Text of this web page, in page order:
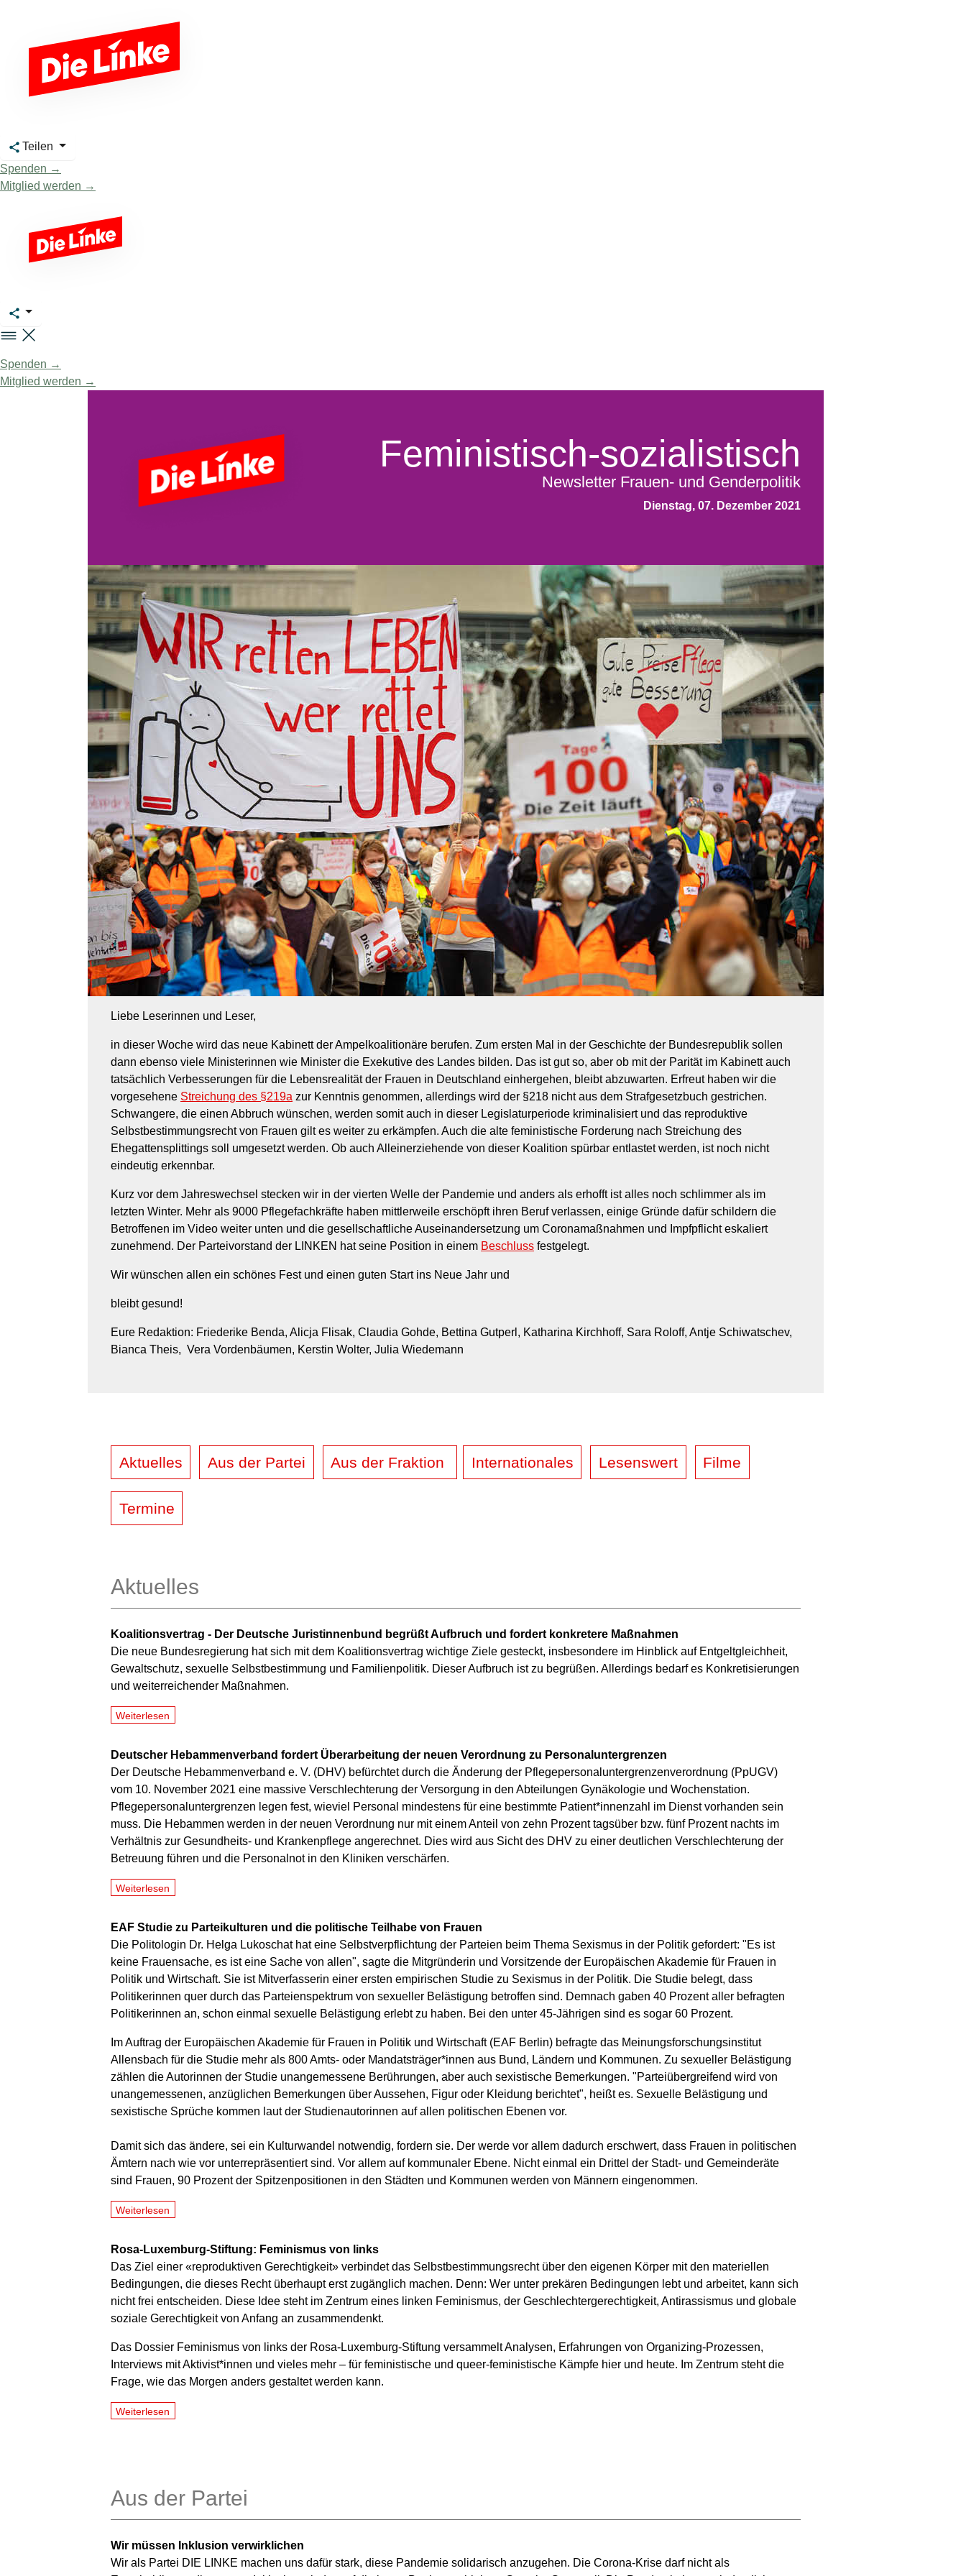
Teilen
Spenden →
Mitglied werden →
Spenden →
Mitglied werden →
Feministisch-sozialistisch
Newsletter Frauen- und Genderpolitik
Dienstag, 07. Dezember 2021
Liebe Leserinnen und Leser,
in dieser Woche wird das neue Kabinett der Ampelkoalitionäre berufen. Zum ersten Mal in der Geschichte der Bundesrepublik sollen
dann ebenso viele Ministerinnen wie Minister die Exekutive des Landes bilden. Das ist gut so, aber ob mit der Parität im Kabinett auch
tatsächlich Verbesserungen für die Lebensrealität der Frauen in Deutschland einhergehen, bleibt abzuwarten. Erfreut haben wir die
vorgesehene Streichung des §219a zur Kenntnis genommen, allerdings wird der §218 nicht aus dem Strafgesetzbuch gestrichen.
Schwangere, die einen Abbruch wünschen, werden somit auch in dieser Legislaturperiode kriminalisiert und das reproduktive
Selbstbestimmungsrecht von Frauen gilt es weiter zu erkämpfen. Auch die alte feministische Forderung nach Streichung des
Ehegattensplittings soll umgesetzt werden. Ob auch Alleinerziehende von dieser Koalition spürbar entlastet werden, ist noch nicht
eindeutig erkennbar.
Kurz vor dem Jahreswechsel stecken wir in der vierten Welle der Pandemie und anders als erhofft ist alles noch schlimmer als im
letzten Winter. Mehr als 9000 Pflegefachkräfte haben mittlerweile erschöpft ihren Beruf verlassen, einige Gründe dafür schildern die
Betroffenen im Video weiter unten und die gesellschaftliche Auseinandersetzung um Coronamaßnahmen und Impfpflicht eskaliert
zunehmend. Der Parteivorstand der LINKEN hat seine Position in einem Beschluss festgelegt.
Wir wünschen allen ein schönes Fest und einen guten Start ins Neue Jahr und
bleibt gesund!
Eure Redaktion: Friederike Benda, Alicja Flisak, Claudia Gohde, Bettina Gutperl, Katharina Kirchhoff, Sara Roloff, Antje Schiwatschev,
Bianca Theis, Vera Vordenbäumen, Kerstin Wolter, Julia Wiedemann
Aktuelles Aus der Partei Aus der Fraktion Internationales Lesenswert Filme
Termine
Aktuelles
Koalitionsvertrag - Der Deutsche Juristinnenbund begrüßt Aufbruch und fordert konkretere Maßnahmen
Die neue Bundesregierung hat sich mit dem Koalitionsvertrag wichtige Ziele gesteckt, insbesondere im Hinblick auf Entgeltgleichheit,
Gewaltschutz, sexuelle Selbstbestimmung und Familienpolitik. Dieser Aufbruch ist zu begrüßen. Allerdings bedarf es Konkretisierungen
und weiterreichender Maßnahmen.
Weiterlesen
Deutscher Hebammenverband fordert Überarbeitung der neuen Verordnung zu Personaluntergrenzen
Der Deutsche Hebammenverband e. V. (DHV) befürchtet durch die Änderung der Pflegepersonaluntergrenzenverordnung (PpUGV)
vom 10. November 2021 eine massive Verschlechterung der Versorgung in den Abteilungen Gynäkologie und Wochenstation.
Pflegepersonaluntergrenzen legen fest, wieviel Personal mindestens für eine bestimmte Patient*innenzahl im Dienst vorhanden sein
muss. Die Hebammen werden in der neuen Verordnung nur mit einem Anteil von zehn Prozent tagsüber bzw. fünf Prozent nachts im
Verhältnis zur Gesundheits- und Krankenpflege angerechnet. Dies wird aus Sicht des DHV zu einer deutlichen Verschlechterung der
Betreuung führen und die Personalnot in den Kliniken verschärfen.
Weiterlesen
EAF Studie zu Parteikulturen und die politische Teilhabe von Frauen
Die Politologin Dr. Helga Lukoschat hat eine Selbstverpflichtung der Parteien beim Thema Sexismus in der Politik gefordert: "Es ist
keine Frauensache, es ist eine Sache von allen", sagte die Mitgründerin und Vorsitzende der Europäischen Akademie für Frauen in
Politik und Wirtschaft. Sie ist Mitverfasserin einer ersten empirischen Studie zu Sexismus in der Politik. Die Studie belegt, dass
Politikerinnen quer durch das Parteienspektrum von sexueller Belästigung betroffen sind. Demnach gaben 40 Prozent aller befragten
Politikerinnen an, schon einmal sexuelle Belästigung erlebt zu haben. Bei den unter 45-Jährigen sind es sogar 60 Prozent.
Im Auftrag der Europäischen Akademie für Frauen in Politik und Wirtschaft (EAF Berlin) befragte das Meinungsforschungsinstitut
Allensbach für die Studie mehr als 800 Amts- oder Mandatsträger*innen aus Bund, Ländern und Kommunen. Zu sexueller Belästigung
zählen die Autorinnen der Studie unangemessene Berührungen, aber auch sexistische Bemerkungen. "Parteiübergreifend wird von
unangemessenen, anzüglichen Bemerkungen über Aussehen, Figur oder Kleidung berichtet", heißt es. Sexuelle Belästigung und
sexistische Sprüche kommen laut der Studienautorinnen auf allen politischen Ebenen vor.
Damit sich das ändere, sei ein Kulturwandel notwendig, fordern sie. Der werde vor allem dadurch erschwert, dass Frauen in politischen
Ämtern nach wie vor unterrepräsentiert sind. Vor allem auf kommunaler Ebene. Nicht einmal ein Drittel der Stadt- und Gemeinderäte
sind Frauen, 90 Prozent der Spitzenpositionen in den Städten und Kommunen werden von Männern eingenommen.
Weiterlesen
Rosa-Luxemburg-Stiftung: Feminismus von links
Das Ziel einer «reproduktiven Gerechtigkeit» verbindet das Selbstbestimmungsrecht über den eigenen Körper mit den materiellen
Bedingungen, die dieses Recht überhaupt erst zugänglich machen. Denn: Wer unter prekären Bedingungen lebt und arbeitet, kann sich
nicht frei entscheiden. Diese Idee steht im Zentrum eines linken Feminismus, der Geschlechtergerechtigkeit, Antirassismus und globale
soziale Gerechtigkeit von Anfang an zusammendenkt.
Das Dossier Feminismus von links der Rosa-Luxemburg-Stiftung versammelt Analysen, Erfahrungen von Organizing-Prozessen,
Interviews mit Aktivist*innen und vieles mehr – für feministische und queer-feministische Kämpfe hier und heute. Im Zentrum steht die
Frage, wie das Morgen anders gestaltet werden kann.
Weiterlesen
Aus der Partei
Wir müssen Inklusion verwirklichen
Wir als Partei DIE LINKE machen uns dafür stark, diese Pandemie solidarisch anzugehen. Die Corona-Krise darf nicht als